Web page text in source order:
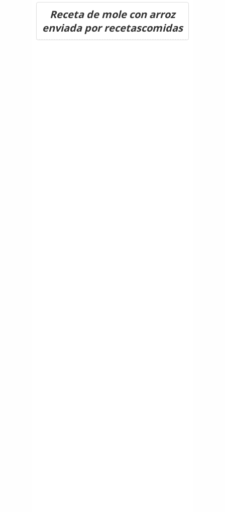
Receta de mole con arroz
enviada por recetascomidas